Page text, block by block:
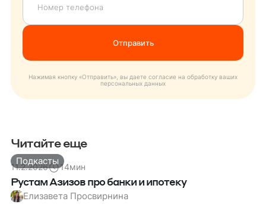
Нажимая кнопку «Отправить», вы даете согласие на обработку ваших
персональных данных
Читайте еще
11.2.2026 14мин
Рустам Азизов про банки и ипотеку
Елизавета Просвирнина
Подкасты